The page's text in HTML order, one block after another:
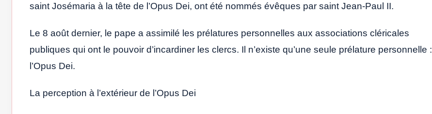
saint Josémaria à la tête de l’Opus Dei, ont été nommés évêques par saint Jean-Paul II.
Le 8 août dernier, le pape a assimilé les prélatures personnelles aux associations cléricales
publiques qui ont le pouvoir d’incardiner les clercs. Il n’existe qu’une seule prélature personnelle :
l’Opus Dei.
La perception à l’extérieur de l’Opus Dei